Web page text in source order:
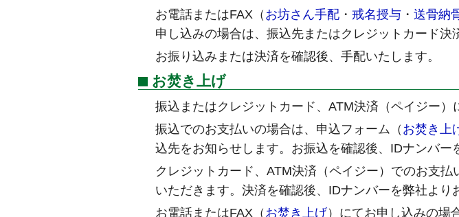
お電話またはFAX（ お坊さん手配・ 戒名授与・ 送骨納
申し込みの場合は、振込先またはクレジットカード決
お振り込みまたは決済を確認後、手配いたします。
お焚き上げ
振込またはクレジットカード、ATM決済（ペイジー）
振込でのお支払いの場合は、申込フォーム（ お焚き上
込先をお知らせします。お振込を確認後、IDナンバー
クレジットカード、ATM決済（ペイジー）でのお支
いただきます。決済を確認後、IDナンバーを弊社より
お電話またはFAX（ お焚き上げ）にてお申し込みの場